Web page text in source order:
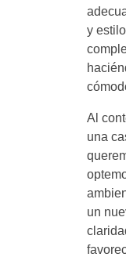
y
Al
una
un